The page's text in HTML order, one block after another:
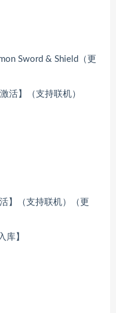
Sword & Shield（更
】（支持联机）（更